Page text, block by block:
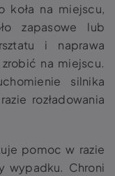
koła na miejscu,
zapasowe lub
i naprawa
na miejscu.
silnika
rozładowania
pomoc w razie
wypadku. Chroni